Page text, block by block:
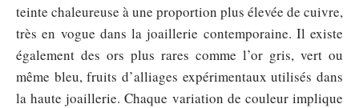
teinte chaleureuse à une proportion plus élevée de cuivre,
très en vogue dans la joaillerie contemporaine. Il existe
également des ors plus rares comme l’or gris, vert ou
même bleu, fruits d’alliages expérimentaux utilisés dans
la haute joaillerie. Chaque variation de couleur implique